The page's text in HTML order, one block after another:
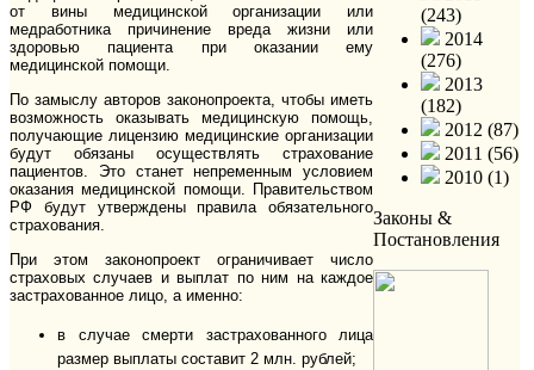
от вины медицинской организации или
медработника причинение вреда жизни или
здоровью пациента при оказании ему
медицинской помощи.
По замыслу авторов законопроекта, чтобы иметь
возможность оказывать медицинскую помощь,
получающие лицензию медицинские организации
будут обязаны осуществлять страхование
пациентов. Это станет непременным условием
оказания медицинской помощи. Правительством
РФ будут утверждены правила обязательного
страхования.
При этом законопроект ограничивает число
страховых случаев и выплат по ним на каждое
застрахованное лицо, а именно:
в случае смерти застрахованного лица
размер выплаты составит 2 млн. рублей;
(243)
2014
(276)
2013
(182)
2012 (87)
2011 (56)
2010 (1)
Законы &
Постановления